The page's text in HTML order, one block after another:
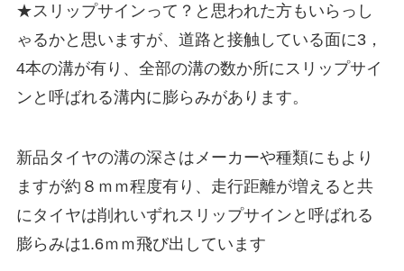
★スリップサインって？と思われた方もいらっし
ゃるかと思いますが、道路と接触している面に3，
4本の溝が有り、全部の溝の数か所にスリップサイ
ンと呼ばれる溝内に膨らみがあります。
新品タイヤの溝の深さはメーカーや種類にもより
ますが約８ｍｍ程度有り、走行距離が増えると共
にタイヤは削れいずれスリップサインと呼ばれる
膨らみは1.6ｍｍ飛び出しています